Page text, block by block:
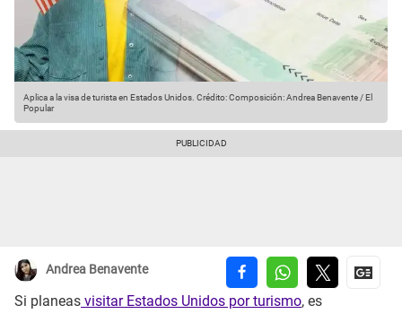
Aplica a la visa de turista en Estados Unidos. Crédito: Composición: Andrea Benavente / El
Popular
Andrea Benavente
Si planeas visitar Estados Unidos por turismo, es